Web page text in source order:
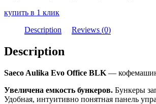
купить в 1 клик
Description
Reviews (0)
Description
Saeco Aulika Evo Office BLK —
Увеличена емкость бункеров. Бункеры
Удобная, интуитивно понятная панель